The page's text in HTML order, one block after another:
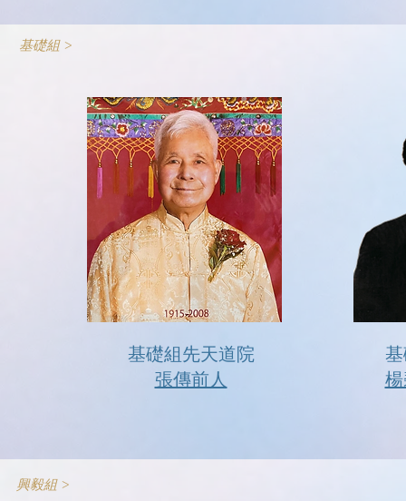
基礎組 >
基礎組先天道院​
張傳前人
興毅組 >